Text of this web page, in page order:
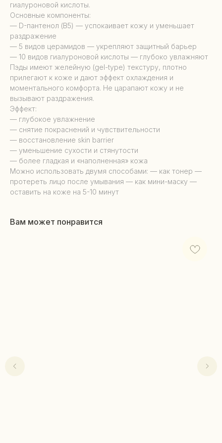
гиалуроновой кислоты.
Основные компоненты:
— D-пантенол (B5) — успокаивает кожу и уменьшает
раздражение
— 5 видов церамидов — укрепляют защитный барьер
— 10 видов гиалуроновой кислоты — глубоко увлажняют
Пэды имеют желейную (gel-type) текстуру, плотно
прилегают к коже и дают эффект охлаждения и
моментального комфорта. Не царапают кожу и не
вызывают раздражения.
Эффект:
— глубокое увлажнение
— снятие покраснений и чувствительности
— восстановление skin barrier
— уменьшение сухости и стянутости
— более гладкая и «наполненная» кожа
Можно использовать двумя способами: — как тонер —
протереть лицо после умывания — как мини-маску —
оставить на коже на 5-10 минут
Вам может понравится